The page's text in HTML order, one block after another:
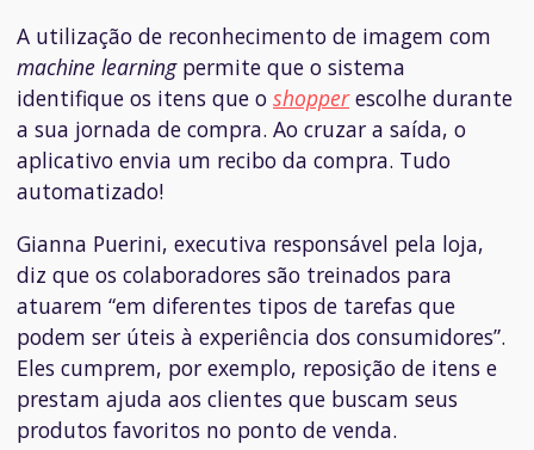
A utilização de reconhecimento de imagem com
machine learningpermite que o sistema
identifique os itens que o shopper escolhe durante
a sua jornada de compra. Ao cruzar a saída, o
aplicativo envia um recibo da compra. Tudo
automatizado!
Gianna Puerini, executiva responsável pela loja,
diz que os colaboradores são treinados para
atuarem “em diferentes tipos de tarefas que
podem ser úteis à experiência dos consumidores”.
Eles cumprem, por exemplo, reposição de itens e
prestam ajuda aos clientes que buscam seus
produtos favoritos no ponto de venda.